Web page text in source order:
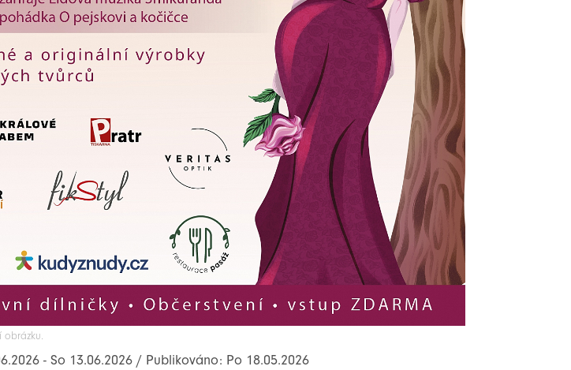
obrázku.
- So 13.06.2026 / Publikováno: Po 18.05.2026